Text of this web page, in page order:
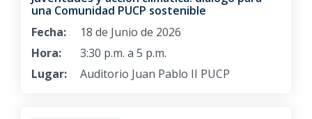
una Comunidad PUCP sostenible
Fecha:
18 de Junio de 2026
Hora:
3:30 p.m. a 5 p.m.
Lugar:
Auditorio Juan Pablo II PUCP